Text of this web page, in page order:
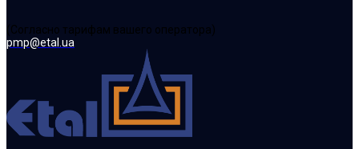
(Cогласно тарифам вашего оператора)
pmp@etal.ua